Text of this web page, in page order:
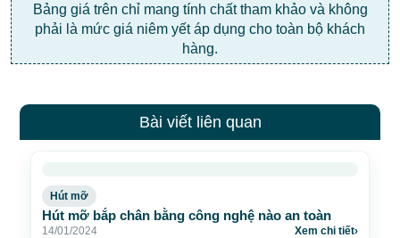
Bảng giá trên chỉ mang tính chất tham khảo và không
phải là mức giá niêm yết áp dụng cho toàn bộ khách
hàng.
Bài viết liên quan
Hút mỡ
Hút mỡ bắp chân bằng công nghệ nào an toàn
14/01/2024 Xem chi tiết›